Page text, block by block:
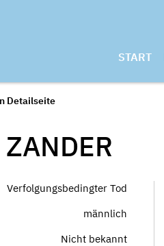
START
Detailseite
ZANDER
Verfolgungsbedingter Tod
männlich
Nicht bekannt